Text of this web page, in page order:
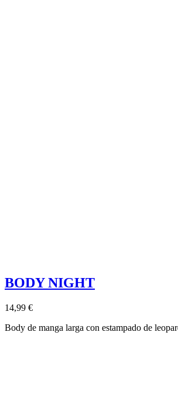
BODY NIGHT
14,99 €
Body de manga larga con estampado de